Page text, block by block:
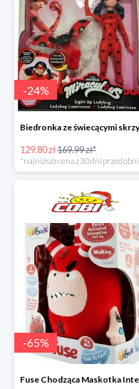
-24%
129.80 zł169.99 zł*
-65%